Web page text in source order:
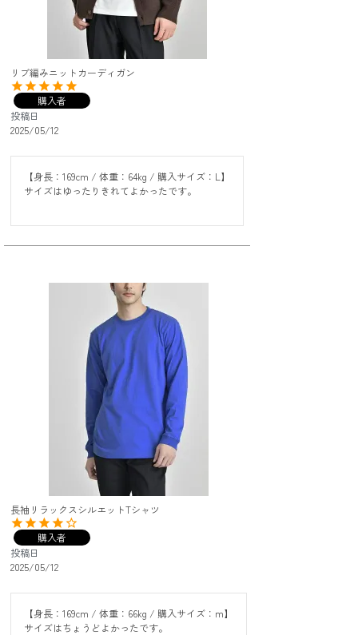
リブ編みニットカーディガン
購入者
投稿日
2025/05/12
【身長：169cm / 体重：64kg / 購入サイズ：L】
サイズはゆったりきれてよかったです。
長袖リラックスシルエットTシャツ
購入者
投稿日
2025/05/12
【身長：169cm / 体重：66kg / 購入サイズ：m】
サイズはちょうどよかったです。